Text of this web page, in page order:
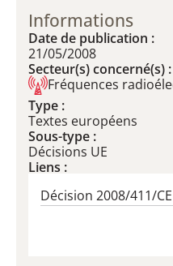
Informations
Date de publication :
21/05/2008
Secteur(s) concerné(s) :
Fréquences
Type :
Textes européens
Sous-type :
Décisions UE
Liens :
Décision 2008/411/